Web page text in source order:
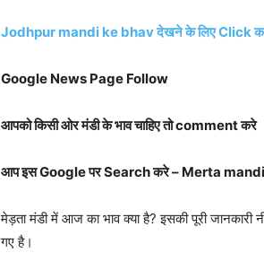
Jodhpur mandi ke bhav देखने के लिए Click
Google News Page Follow
आपको किसी ओर मंडी के भाव चाहिए तो comment करे
आप इस Google पर Search करे – Merta
मेड़ता मंडी में आज का भाव क्या है? इसकी पूरी जानकारी
गए है।